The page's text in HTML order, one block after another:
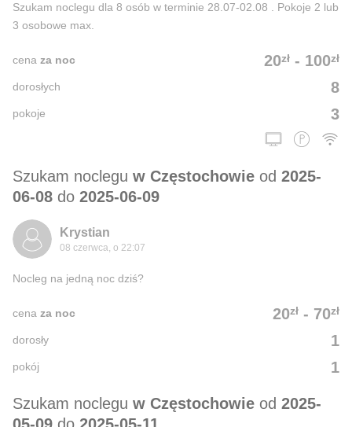
Szukam noclegu dla 8 osób w terminie 28.07-02.08 . Pokoje 2 lub
3 osobowe max.
20zł - 100zł
cena za noc
8
dorosłych
3
pokoje
Szukam noclegu w Częstochowie od 2025-
06-08 do 2025-06-09
Krystian
08 czerwca, o 22:07
Nocleg na jedną noc dziś?
20zł - 70zł
cena za noc
1
dorosły
1
pokój
Szukam noclegu w Częstochowie od 2025-